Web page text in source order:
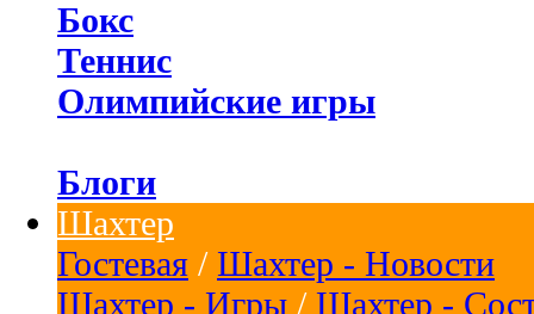
Бокс
Теннис
Олимпийские игры
Блоги
Шахтер
Гостевая / Шахтер - Новости
Шахтер - Игры / Шахтер -